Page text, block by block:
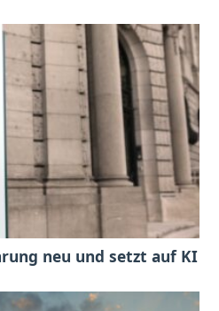
neu und setzt auf KI